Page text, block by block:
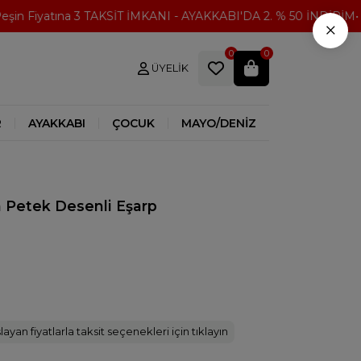
Fiyatına 3 TAKSİT İMKANI - AYAKKABI'DA 2. % 50 İNDİRİM
ÜYELIK
0 0
AYAKKABI ÇOCUK MAYO/DENİZ
Petek Desenli Eşarp
fiyatlarla taksit seçenekleri için tıklayın
×